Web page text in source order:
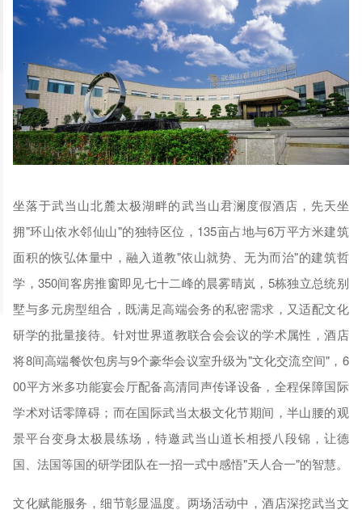
坐落于武当山北麓太极湖畔的武当山君澜度假酒店，先天坐
拥"环山依水邻仙山"的独特区位，135亩占地与6万平方米建筑
面积的恢弘体量中，融入道教"依山就势、无为而治"的建筑哲
学，350间客房推窗即见七十二峰的晨雾晴岚，5栋独立总统别
墅与多元房型组合，既满足高端会务的私密需求，又适配文化
研学的批量接待。针对世界道教联合会会议的学术属性，酒店
将8间高端餐饮包房与9个豪华会议室升级为"文化交流空间"，6
00平方米多功能宴会厅配备高清同声传译设备，全程保障国际
学术对话零障碍；而在国际武当太极文化节期间，半山腰的观
景平台变身太极晨练场，特邀武当山道长相授八段锦，让德
国、法国等国的研学团队在一招一式中感悟"天人合一"的智慧。
文化赋能服务，细节彰显温度。两场活动中，酒店深挖武当文